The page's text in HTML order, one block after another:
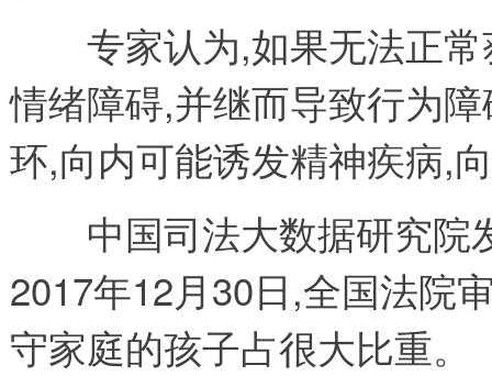
专家认为,如果无法正常
情绪障碍,并继而导致行为
环,向内可能诱发精神疾病,
中国司法大数据研究院
2017年12月30日,全国法院
守家庭的孩子占很大比重。